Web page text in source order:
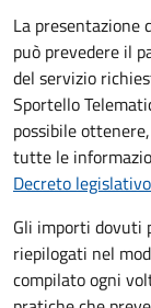
La presentazione
può prevedere il
del servizio
Sportello
possibile
tutte le
Decreto
Gli importi dovuti
riepilogati nel
compilato ogni